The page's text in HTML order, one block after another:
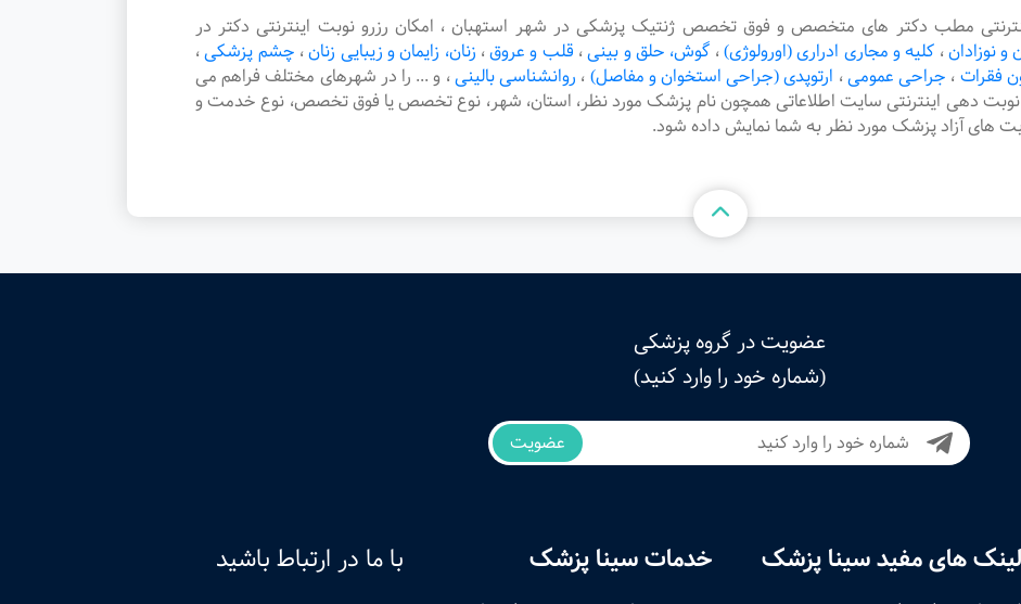
مطب دکتر های متخصص و فوق تخصص ژنتیک پزشکی در شهر استهبان ، امکان رزرو نوبت اینترنتی دکتر در
و نوزادان، کلیه و مجاری ادراری (اورولوژی)، گوش، حلق و بینی، قلب و عروق، زنان، زایمان و زیبایی زنان، چشم پزشکی،
فقرات ، جراحی عمومی، ارتوپدی (جراحی استخوان و مفاصل) ، روانشناسی بالینی، و ... را در شهرهای مختلف فراهم می
نوبت دهی اینترنتی سایت اطلاعاتی همچون نام پزشک مورد نظر، استان، شهر، نوع تخصص یا فوق تخصص، نوع خدمت و
های آزاد پزشک مورد نظر به شما نمایش داده شود.
عضویت در گروه پزشکی
(شماره خود را وارد کنید)
عضویت
لینک های مفید سینا پزشک خدمات سینا پزشک با ما در ارتباط باشید